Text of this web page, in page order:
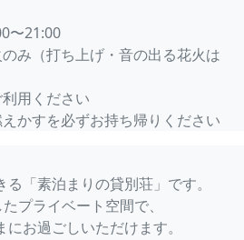
〜21:00
み（打ち上げ・音の出る花火は
用ください
かすを必ずお持ち帰りください
「素泊まりの貸別荘」です。
プライベート空間で、
お過ごしいただけます。